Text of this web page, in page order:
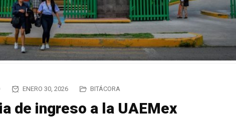
ENERO 30, 2026 BITÁCORA
de ingreso a la UAEMex